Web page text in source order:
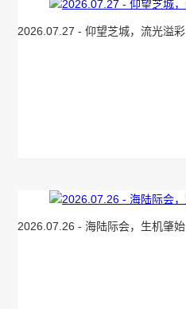
2026.07.27 - 仰望芝城，流光溢彩
2026.07.26 - 海陆际会，生机肇始